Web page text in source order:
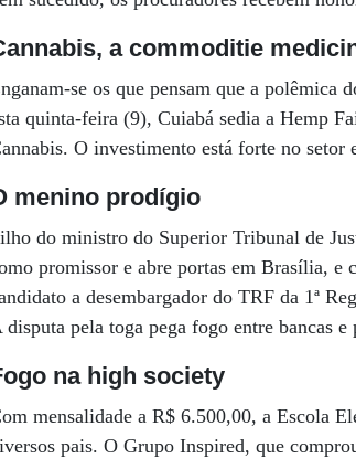
a commoditie
se os que pensam que a
quinta-feira (9), Cuiabá sedia a Hemp
O investimento está forte no setor
menino prodígio
do ministro do Superior Tribunal de
promissor e abre portas em Brasília, e
a desembargador do TRF da 1ª
disputa pela toga pega fogo entre bancas e
na high society
mensalidade a R$ 6.500,00, a Escola
pais. O Grupo Inspired, que